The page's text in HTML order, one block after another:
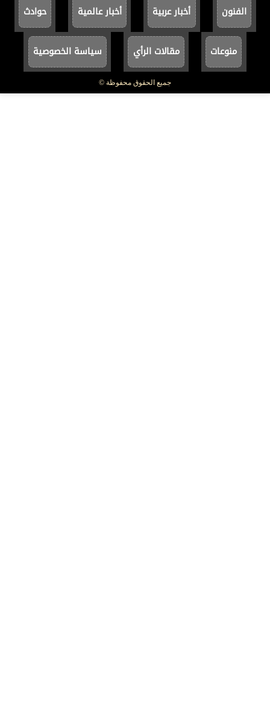
الفنون أخبار عربية أخبار عالمية حوادث
منوعات مقالات الرأي سياسة الخصوصية
جميع الحقوق محفوظة ©